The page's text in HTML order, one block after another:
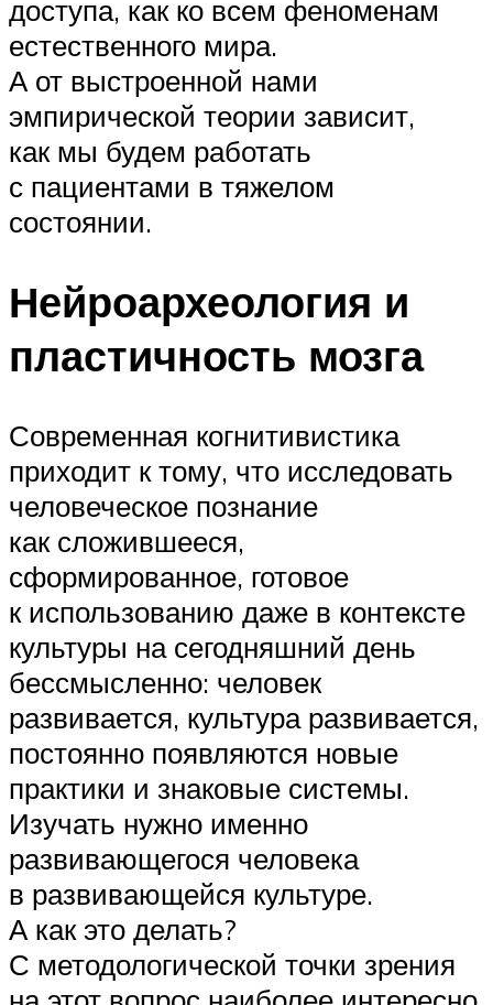
доступа, как ко всем феноменам
естественного мира.
А от выстроенной нами
эмпирической теории зависит,
как мы будем работать
с пациентами в тяжелом
состоянии.
Нейроархеология и
пластичность мозга
Современная когнитивистика
приходит к тому, что исследовать
человеческое познание
как сложившееся,
сформированное, готовое
к использованию даже в контексте
культуры на сегодняшний день
бессмысленно: человек
развивается, культура развивается,
постоянно появляются новые
практики и знаковые системы.
Изучать нужно именно
развивающегося человека
в развивающейся культуре.
А как это делать?
С методологической точки зрения